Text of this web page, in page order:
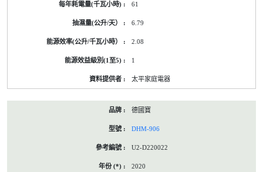
61
6.79
2.08
1
太平家庭電器
德國寶
DHM-906
U2-D220022
2020